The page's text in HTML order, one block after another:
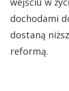
dochodami
dostaną
reformą.